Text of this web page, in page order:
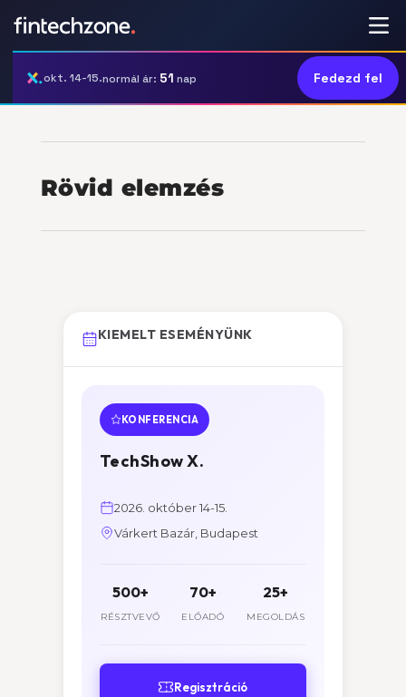
okt. 14-15.normál ár: 51 nap Fedezd fel
Rövid elemzés
KIEMELT ESEMÉNYÜNK
KONFERENCIA
TechShow X.
2026. október 14-15.
Várkert Bazár, Budapest
500+
RÉSZTVEVŐ
70+
ELŐADÓ
25+
MEGOLDÁS
Regisztráció